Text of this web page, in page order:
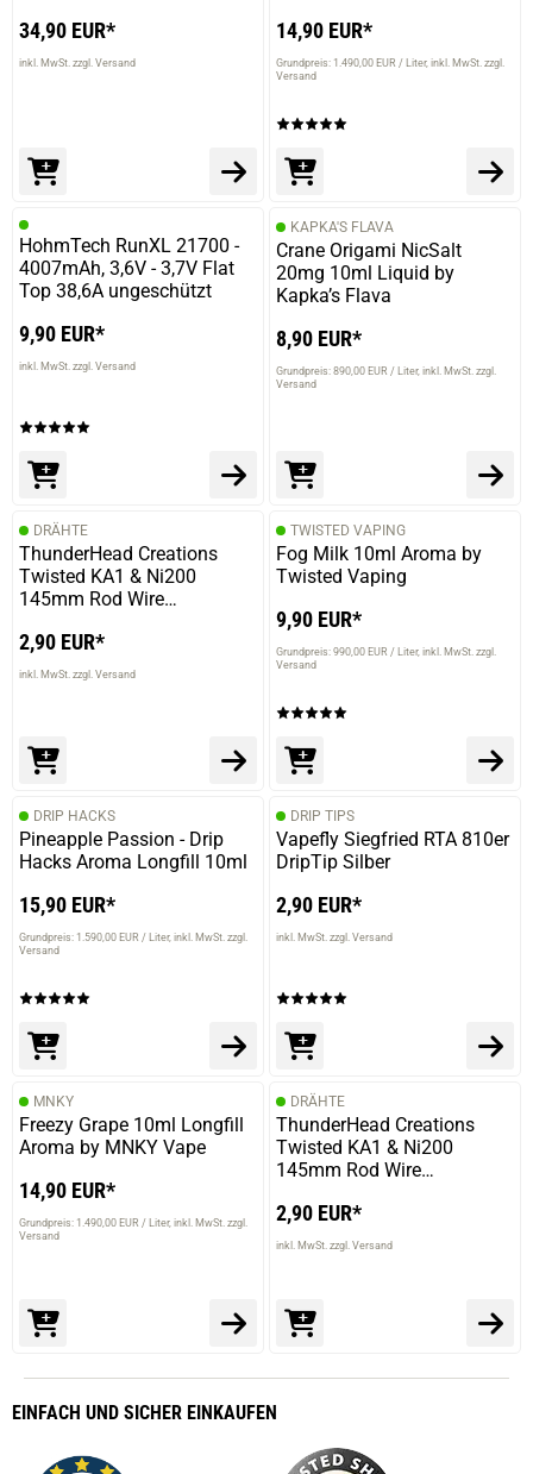
34,90 EUR*
inkl. MwSt. zzgl. Versand
14,90 EUR*
Grundpreis: 1.490,00 EUR / Liter inkl. MwSt. zzgl.
Versand
HohmTech RunXL 21700 -
4007mAh, 3,6V - 3,7V Flat
Top 38,6A ungeschützt
9,90 EUR*
inkl. MwSt. zzgl. Versand
KAPKA'S FLAVA
Crane Origami NicSalt
20mg 10ml Liquid by
Kapka’s Flava
8,90 EUR*
Grundpreis: 890,00 EUR / Liter inkl. MwSt. zzgl.
Versand
DRÄHTE
ThunderHead Creations
Twisted KA1 & Ni200
145mm Rod Wire
2,90 EUR*
inkl. MwSt. zzgl. Versand
TWISTED VAPING
Fog Milk 10ml Aroma by
Twisted Vaping
9,90 EUR*
Grundpreis: 990,00 EUR / Liter inkl. MwSt. zzgl.
Versand
DRIP HACKS
Pineapple Passion - Drip
Hacks Aroma Longfill 10ml
15,90 EUR*
Grundpreis: 1.590,00 EUR / Liter inkl. MwSt. zzgl.
Versand
DRIP TIPS
Vapefly Siegfried RTA 810er
DripTip Silber
2,90 EUR*
inkl. MwSt. zzgl. Versand
MNKY
Freezy Grape 10ml Longfill
Aroma by MNKY Vape
14,90 EUR*
Grundpreis: 1.490,00 EUR / Liter inkl. MwSt. zzgl.
Versand
DRÄHTE
ThunderHead Creations
Twisted KA1 & Ni200
145mm Rod Wire
2,90 EUR*
inkl. MwSt. zzgl. Versand
EINFACH UND SICHER EINKAUFEN